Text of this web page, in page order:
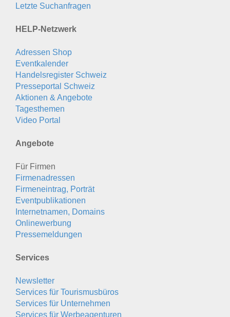
Letzte Suchanfragen
HELP-Netzwerk
Adressen Shop
Eventkalender
Handelsregister Schweiz
Presseportal Schweiz
Aktionen & Angebote
Tagesthemen
Video Portal
Angebote
Für Firmen
Firmenadressen
Firmeneintrag, Porträt
Eventpublikationen
Internetnamen, Domains
Onlinewerbung
Pressemeldungen
Services
Newsletter
Services für Tourismusbüros
Services für Unternehmen
Services für Werbeagenturen